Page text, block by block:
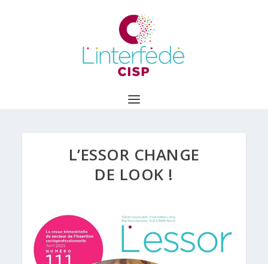
L’ESSOR CHANGE
DE LOOK !